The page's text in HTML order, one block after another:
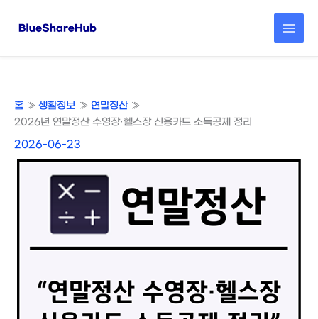
홈 생활정보
연말정산
2026년 연말정산 수영장·헬스장 신용카드 소득공제 정리
2026-06-23